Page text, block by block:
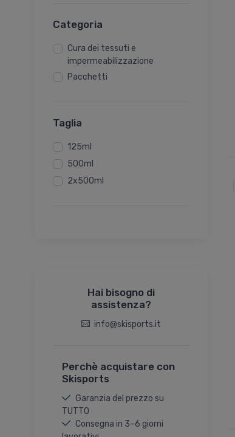
Categoria
Cura dei tessuti e
impermeabilizzazione
Pacchetti
Taglia
125ml
500ml
2x500ml
Hai bisogno di
assistenza?
info@skisports.it
Perchè acquistare con
Skisports
Garanzia del prezzo su
TUTTO
Consegna in 3–6 giorni